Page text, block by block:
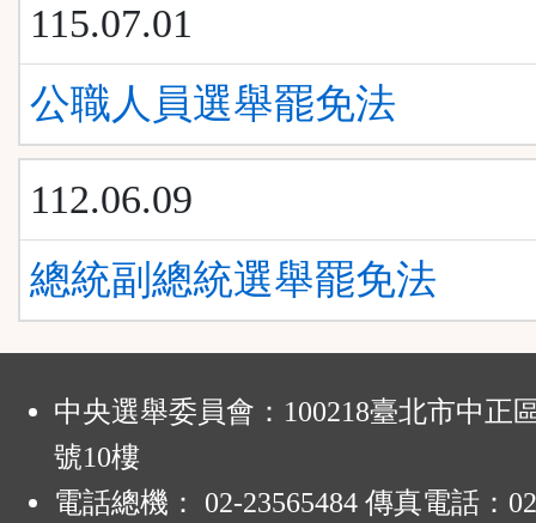
115.07.01
公職人員選舉罷免法
112.06.09
總統副總統選舉罷免法
中央選舉委員會：100218臺北市中正
號10樓
電話總機： 02-23565484 傳真電話：